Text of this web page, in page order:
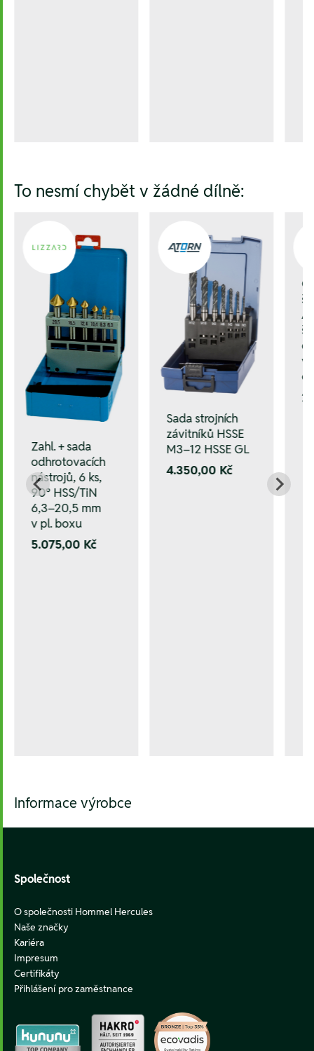
To nesmí chybět v žádné dílně:
Zahl. + sada
odhrotovacích
nástrojů, 6 ks,
90° HSS/TiN
6,3–20,5 mm
v pl. boxu
5.075,00 Kč
Sada strojních
závitníků HSSE
M3–12 HSSE GL
4.350,00 Kč
Informace výrobce
Společnost
O společnosti Hommel Hercules
Naše značky
Kariéra
Impresum
Certifikáty
Přihlášení pro zaměstnance